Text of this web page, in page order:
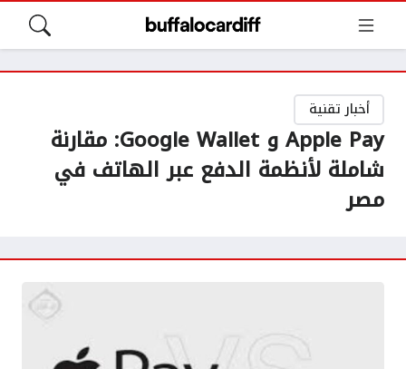
أخبار تقنية
Apple Pay و Google Wallet: مقارنة
شاملة لأنظمة الدفع عبر الهاتف في
مصر